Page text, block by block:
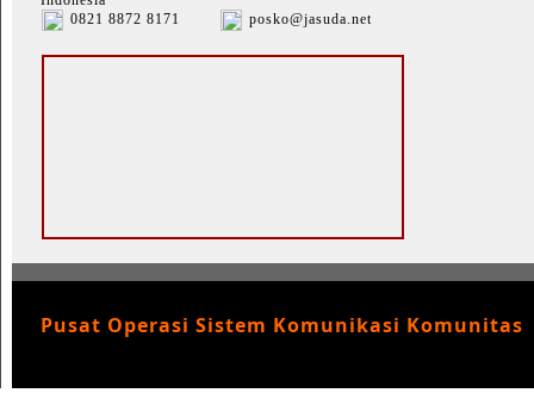
0821 8872 8171
posko@jasuda.net
Pusat Operasi Sistem Komunikasi Komunitas